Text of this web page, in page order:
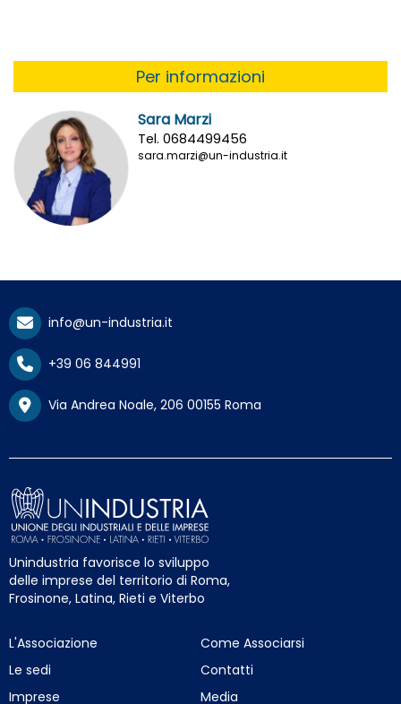
Per informazioni
Sara Marzi
Tel. 0684499456
sara.marzi@un-industria.it
info@un-industria.it
+39 06 844991
Via Andrea Noale, 206 00155 Roma
Unindustria favorisce lo sviluppo
delle imprese del territorio di Roma,
Frosinone, Latina, Rieti e Viterbo
L'Associazione
Le sedi
Imprese
Come Associarsi
Contatti
Media